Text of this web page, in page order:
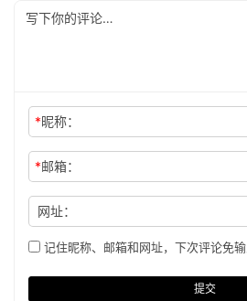
*昵称：
*邮箱：
网址：
记住昵称、邮箱和网址，下次评论免输
提交